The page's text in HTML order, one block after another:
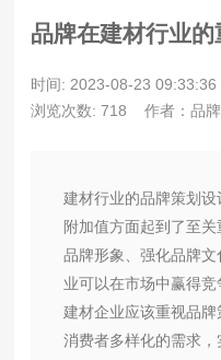
品牌在建材行业
时间: 2023-08-23 09:33:36
浏览次数: 718
作者：品
建材行业的品牌策划
附加值方面起到了至
品牌形象、强化品牌
业可以在市场中赢得竞
建材企业应该重视品
消费者多样化的需求，